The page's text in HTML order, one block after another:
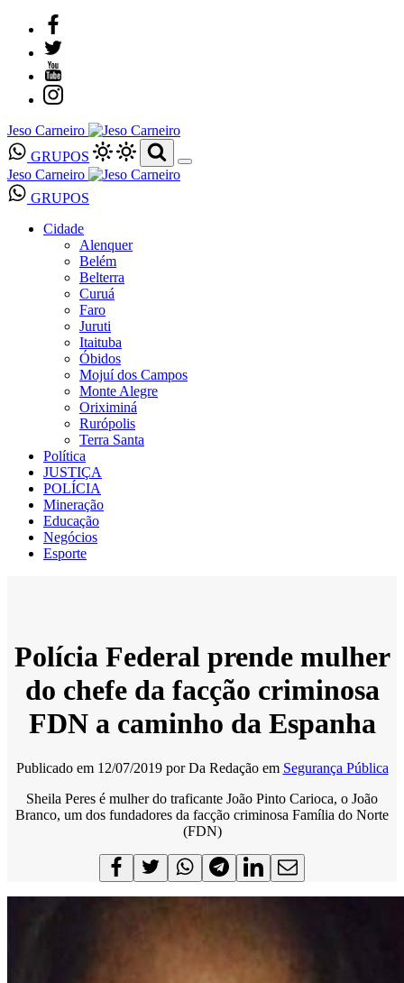
Jeso Carneiro
GRUPOS
Jeso Carneiro
GRUPOS
Cidade
Alenquer
Belém
Belterra
Curuá
Faro
Juruti
Itaituba
Óbidos
Mojuí dos Campos
Monte Alegre
Oriximiná
Rurópolis
Terra Santa
Política
JUSTIÇA
POLÍCIA
Mineração
Educação
Negócios
Esporte
Polícia Federal prende mulher
do chefe da facção criminosa
FDN a caminho da Espanha
Publicado em 12/07/2019 porDa Redação em Segurança Pública
Sheila Peres é mulher do traficante João Pinto Carioca, o João
Branco, um dos fundadores da facção criminosa Família do Norte
(FDN)